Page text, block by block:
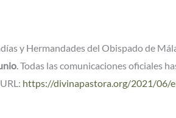
y Hermandades del Obispado de
. Todas las comunicaciones oficiales
https://divinapastora.org/2021/06/